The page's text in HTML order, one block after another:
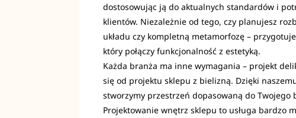
dostosowując ją do aktualnych standardów i
klientów. Niezależnie od tego, czy planujesz
układu czy kompletną metamorfozę –
który połączy funkcjonalność z estetyką.
Każda branża ma inne wymagania – projekt
się od projektu sklepu z bielizną. Dzięki
stworzymy przestrzeń dopasowaną do Twojego
Projektowanie wnętrz sklepu to usługa bardzo